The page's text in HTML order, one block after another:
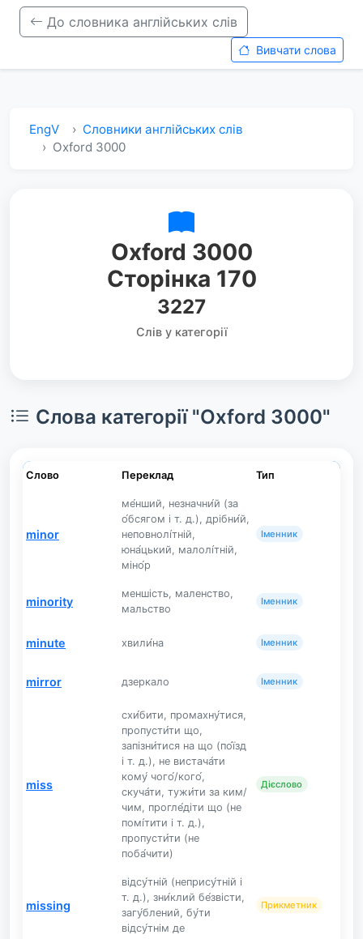
До словника англійських слів
Вивчати слова
EngV
Словники англійських слів
Oxford 3000
Oxford 3000
Сторінка 170
3227
Слів у категорії
Слова категорії "Oxford 3000"
Слово Переклад Тип
minor
ме́нший, незначни́й (за
о́бсягом і т. д.), дрібни́й,
неповнолі́тній,
юна́цький, малолі́тній,
міно́р
Іменник
minority
меншість, маленство,
мальство
Іменник
minute хвили́на Іменник
mirror дзеркало Іменник
miss
схи́бити, промахну́тися,
пропусти́ти що,
запізни́тися на що (по́їзд
і т. д.), не вистача́ти
кому́ чого́/кого́,
скуча́ти, тужи́ти за ким/
чим, прогле́діти що (не
помі́тити і т. д.),
пропусти́ти (не
поба́чити)
Дієслово
missing
відсу́тній (непрису́тній і
т. д.), зни́клий бе́звісти,
загу́блений, бу́ти
відсу́тнім де
Прикметник